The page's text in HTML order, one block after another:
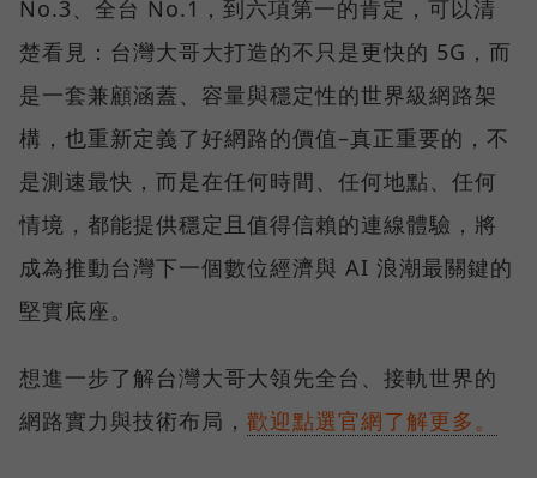
No.3、全台 No.1，到六項第一的肯定，可以清
楚看見：台灣大哥大打造的不只是更快的 5G，而
是一套兼顧涵蓋、容量與穩定性的世界級網路架
構，也重新定義了好網路的價值–真正重要的，不
是測速最快，而是在任何時間、任何地點、任何
情境，都能提供穩定且值得信賴的連線體驗，將
成為推動台灣下一個數位經濟與 AI 浪潮最關鍵的
堅實底座。
想進一步了解台灣大哥大領先全台、接軌世界的
網路實力與技術布局， 歡迎點選官網了解更多。